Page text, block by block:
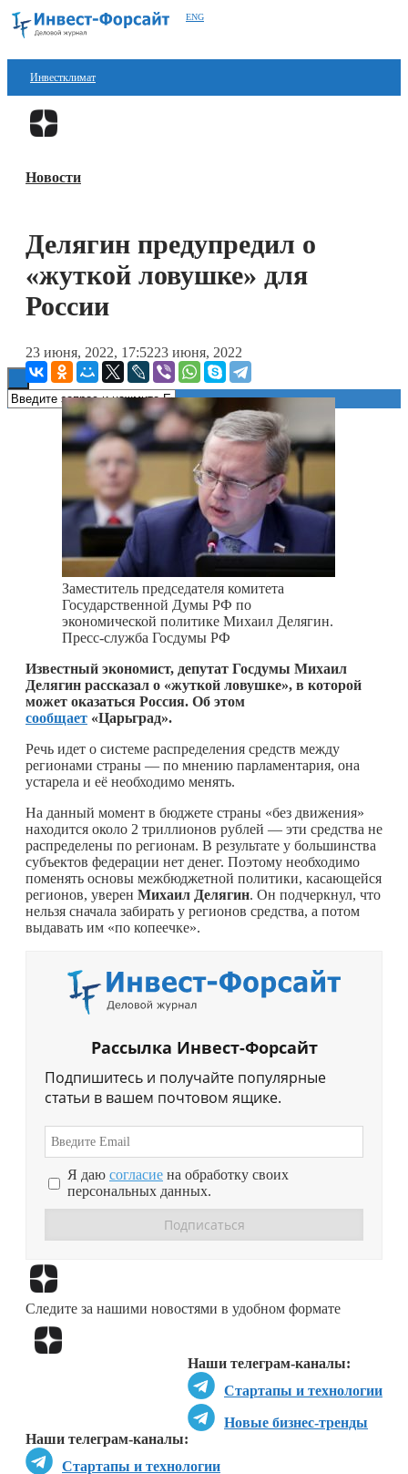
ENG
Инвестклимат
Финансы
Блокчейн
Технологии
ESG
Новости
Делягин предупредил о
«жуткой ловушке» для
России
23 июня, 2022, 17:5223 июня, 2022
Заместитель председателя комитета
Государственной Думы РФ по
экономической политике Михаил Делягин.
Пресс-служба Госдумы РФ
Известный экономист, депутат Госдумы Михаил
Делягин рассказал о «жуткой ловушке», в которой
может оказаться Россия. Об этом
сообщает «Царьград».
Речь идет о системе распределения средств между
регионами страны — по мнению парламентария, она
устарела и её необходимо менять.
На данный момент в бюджете страны «без движения»
находится около 2 триллионов рублей — эти средства не
распределены по регионам. В результате у большинства
субъектов федерации нет денег. Поэтому необходимо
поменять основы межбюджетной политики, касающейся
регионов, уверен Михаил Делягин. Он подчеркнул, что
нельзя сначала забирать у регионов средства, а потом
выдавать им «по копеечке».
Рассылка Инвест-Форсайт
Подпишитесь и получайте популярные
статьи в вашем почтовом ящике.
Я даю согласие на обработку своих
персональных данных.
Следите за нашими новостями в удобном формате
Наши телеграм-каналы:
Стартапы и технологии
Новые бизнес-тренды
Наши телеграм-каналы:
Стартапы и технологии